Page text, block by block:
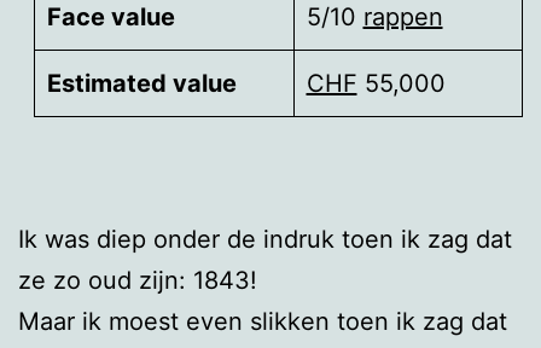
Face value 5/10 rappen
Estimated value CHF 55,000
Ik was diep onder de indruk toen ik zag dat
ze zo oud zijn: 1843!
Maar ik moest even slikken toen ik zag dat